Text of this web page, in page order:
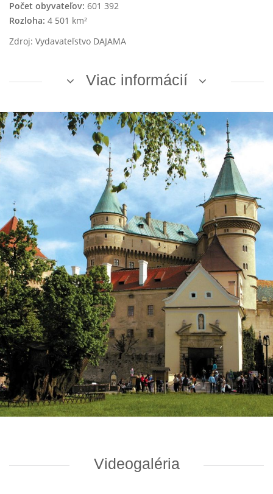
Počet obyvateľov: 601 392
Rozloha: 4 501 km²
Zdroj: Vydavateľstvo DAJAMA
Viac informácií
Videogaléria